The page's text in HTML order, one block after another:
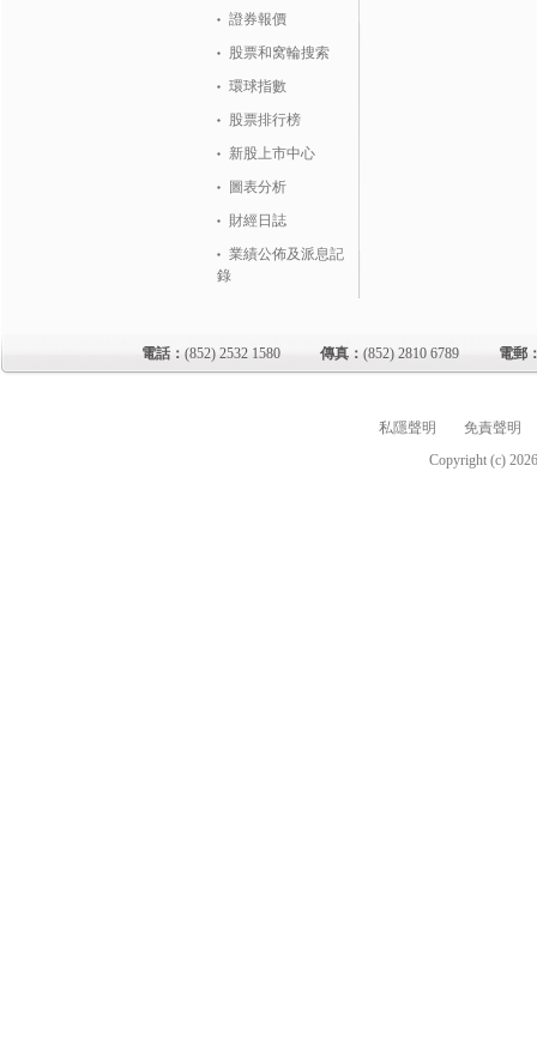
證券報價
股票和窝輪搜索
環球指數
股票排行榜
新股上市中心
圖表分析
財經日誌
業績公佈及派息記
錄
電話： (852) 2532 1580 傳真： (852) 2810 6789 電郵
私隱聲明
免責聲明
Copyright (c)